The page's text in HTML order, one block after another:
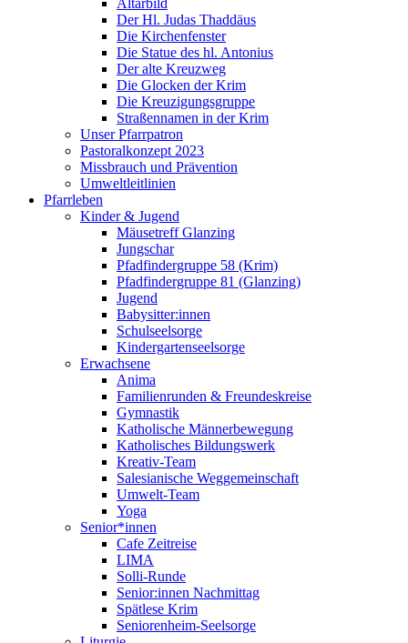
Altarbild
Der Hl. Judas Thaddäus
Die Kirchenfenster
Die Statue des hl. Antonius
Der alte Kreuzweg
Die Glocken der Krim
Die Kreuzigungsgruppe
Straßennamen in der Krim
Unser Pfarrpatron
Pastoralkonzept 2023
Missbrauch und Prävention
Umweltleitlinien
Pfarrleben
Kinder & Jugend
Mäusetreff Glanzing
Jungschar
Pfadfindergruppe 58 (Krim)
Pfadfindergruppe 81 (Glanzing)
Jugend
Babysitter:innen
Schulseelsorge
Kindergartenseelsorge
Erwachsene
Anima
Familienrunden & Freundeskreise
Gymnastik
Katholische Männerbewegung
Katholisches Bildungswerk
Kreativ-Team
Salesianische Weggemeinschaft
Umwelt-Team
Yoga
Senior*innen
Cafe Zeitreise
LIMA
Solli-Runde
Senior:innen Nachmittag
Spätlese Krim
Seniorenheim-Seelsorge